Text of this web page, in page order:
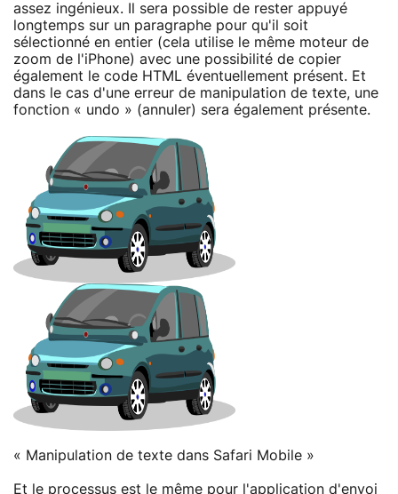
assez ingénieux. Il sera possible de rester appuyé
longtemps sur un paragraphe pour qu'il soit
sélectionné en entier (cela utilise le même moteur de
zoom de l'iPhone) avec une possibilité de copier
également le code HTML éventuellement présent. Et
dans le cas d'une erreur de manipulation de texte, une
fonction « undo » (annuler) sera également présente.
« Manipulation de texte dans Safari Mobile »
Et le processus est le même pour l'application d'envoi